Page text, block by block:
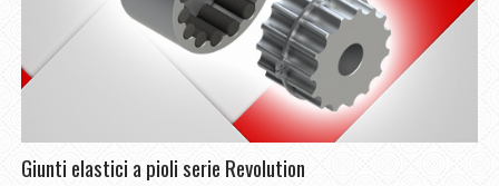
Giunti elastici a pioli serie Revolution